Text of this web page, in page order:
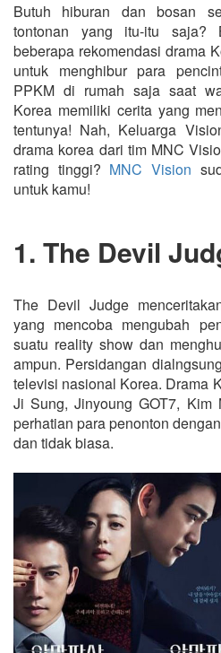
Butuh hiburan dan bosan
tontonan yang itu-itu saja?
beberapa rekomendasi drama
untuk menghibur para
PPKM di rumah saja saat
Korea memiliki cerita yang
tentunya! Nah, Keluarga
drama korea dari tim MNC
rating tinggi? MNC Vision
untuk kamu!
1. The Devil
The Devil Judge
yang mencoba mengubah
suatu reality show dan
ampun. Persidangan
televisi nasional Korea. Drama
Ji Sung, Jinyoung GOT7, Kim
perhatian para penonton
dan tidak biasa.